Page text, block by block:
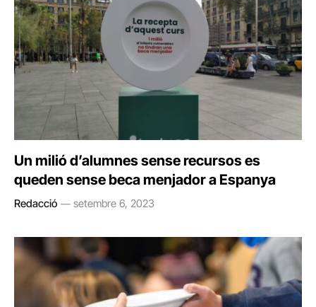
Un milió d’alumnes sense recursos es
queden sense beca menjador a Espanya
Redacció setembre 6, 2023